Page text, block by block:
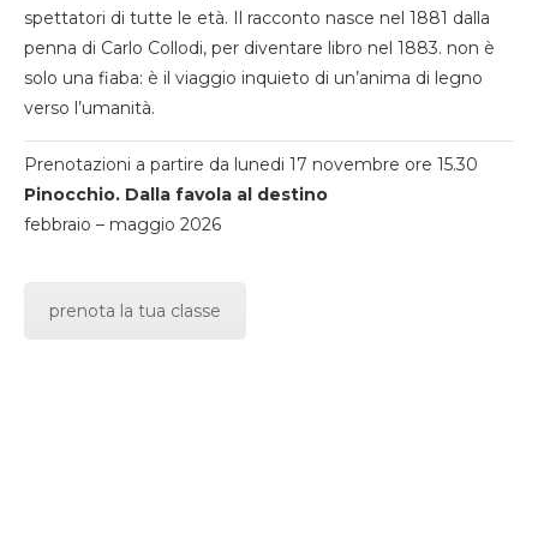
spettatori di tutte le età. Il racconto nasce nel 1881 dalla
penna di Carlo Collodi, per diventare libro nel 1883. non è
solo una fiaba: è il viaggio inquieto di un’anima di legno
verso l’umanità.
Prenotazioni a partire da lunedi 17 novembre ore 15.30
Pinocchio. Dalla favola al destino
febbraio – maggio 2026
prenota la tua classe